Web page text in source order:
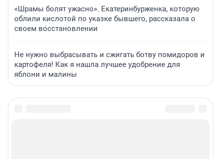
«Шрамы болят ужасно». Екатеринбурженка, которую
облили кислотой по указке бывшего, рассказала о
своем восстановлении
Не нужно выбрасывать и сжигать ботву помидоров и
картофеля! Как я нашла лучшее удобрение для
яблони и малины